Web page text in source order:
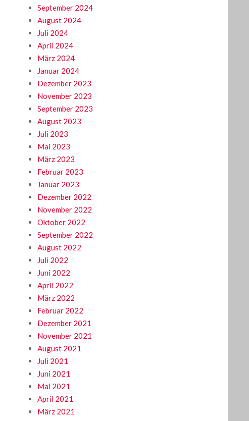
September 2024
August 2024
Juli 2024
April 2024
März 2024
Januar 2024
Dezember 2023
November 2023
September 2023
August 2023
Juli 2023
Mai 2023
März 2023
Februar 2023
Januar 2023
Dezember 2022
November 2022
Oktober 2022
September 2022
August 2022
Juli 2022
Juni 2022
April 2022
März 2022
Februar 2022
Dezember 2021
November 2021
August 2021
Juli 2021
Juni 2021
Mai 2021
April 2021
März 2021